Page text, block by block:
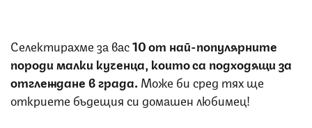
Селектирахме за вас10 от най-популярните
породи малки кученца, които са подходящи за
отглеждане в града. Може би сред тях ще
откриете бъдещия си домашен любимец!